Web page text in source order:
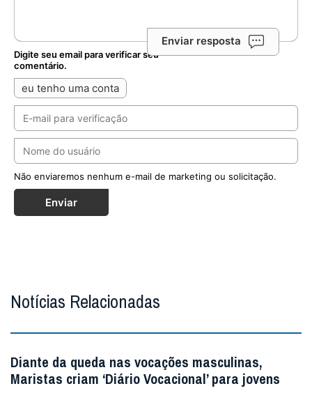
Enviar resposta
Digite seu email para verificar seu
comentário.
eu tenho uma conta
Não enviaremos nenhum e-mail de marketing ou solicitação.
Enviar
Notícias Relacionadas
Diante da queda nas vocações masculinas,
Maristas criam ‘Diário Vocacional’ para jovens